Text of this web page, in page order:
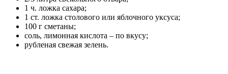
1 ч. ложка сахара;
1 ст. ложка столового или яблочного уксуса;
100 г сметаны;
соль, лимонная кислота – по вкусу;
рубленая свежая зелень.